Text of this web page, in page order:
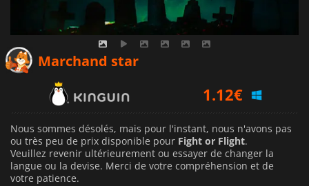
Marchand star
1.12€
Nous sommes désolés, mais pour l'instant, nous n'avons pas
ou très peu de prix disponible pour Fight or Flight.
Veuillez revenir ultérieurement ou essayer de changer la
langue ou la devise. Merci de votre compréhension et de
votre patience.